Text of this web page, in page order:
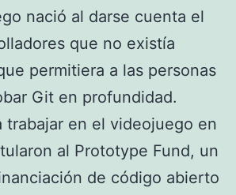
nació al darse cuenta el
que no existía
permitiera a las personas
Git en profundidad.
trabajar en el videojuego en
al Prototype Fund, un
de código abierto